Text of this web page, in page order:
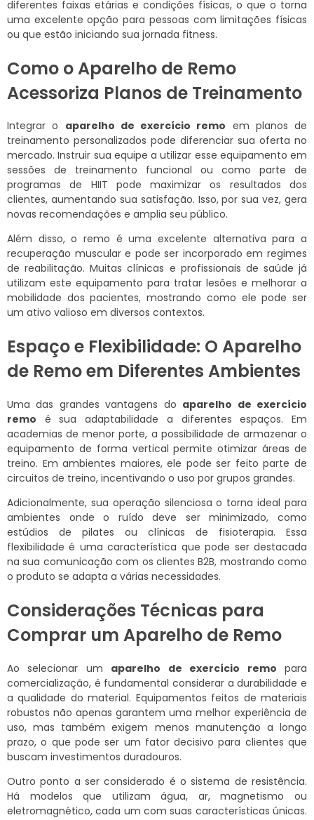
diferentes faixas etárias e condições físicas, o que o torna
uma excelente opção para pessoas com limitações físicas
ou que estão iniciando sua jornada fitness.
Como o Aparelho de Remo
Acessoriza Planos de Treinamento
Integrar o aparelho de exercício remo em planos de
treinamento personalizados pode diferenciar sua oferta no
mercado. Instruir sua equipe a utilizar esse equipamento em
sessões de treinamento funcional ou como parte de
programas de HIIT pode maximizar os resultados dos
clientes, aumentando sua satisfação. Isso, por sua vez, gera
novas recomendações e amplia seu público.
Além disso, o remo é uma excelente alternativa para a
recuperação muscular e pode ser incorporado em regimes
de reabilitação. Muitas clínicas e profissionais de saúde já
utilizam este equipamento para tratar lesões e melhorar a
mobilidade dos pacientes, mostrando como ele pode ser
um ativo valioso em diversos contextos.
Espaço e Flexibilidade: O Aparelho
de Remo em Diferentes Ambientes
Uma das grandes vantagens do aparelho de exercício
remo é sua adaptabilidade a diferentes espaços. Em
academias de menor porte, a possibilidade de armazenar o
equipamento de forma vertical permite otimizar áreas de
treino. Em ambientes maiores, ele pode ser feito parte de
circuitos de treino, incentivando o uso por grupos grandes.
Adicionalmente, sua operação silenciosa o torna ideal para
ambientes onde o ruído deve ser minimizado, como
estúdios de pilates ou clínicas de fisioterapia. Essa
flexibilidade é uma característica que pode ser destacada
na sua comunicação com os clientes B2B, mostrando como
o produto se adapta a várias necessidades.
Considerações Técnicas para
Comprar um Aparelho de Remo
Ao selecionar um aparelho de exercício remo para
comercialização, é fundamental considerar a durabilidade e
a qualidade do material. Equipamentos feitos de materiais
robustos não apenas garantem uma melhor experiência de
uso, mas também exigem menos manutenção a longo
prazo, o que pode ser um fator decisivo para clientes que
buscam investimentos duradouros.
Outro ponto a ser considerado é o sistema de resistência.
Há modelos que utilizam água, ar, magnetismo ou
eletromagnético, cada um com suas características únicas.